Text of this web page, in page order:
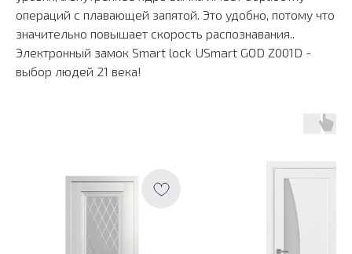
операций с плавающей запятой. Это удобно, потому что
значительно повышает скорость распознавания..
Электронный замок Smart lock USmart GOD Z001D -
выбор людей 21 века!